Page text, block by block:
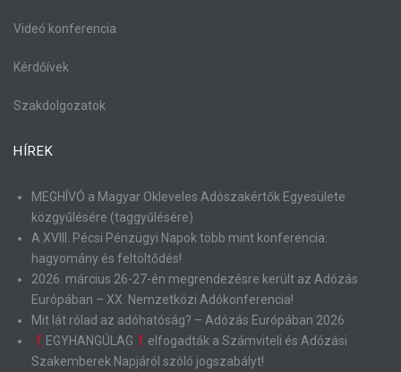
Videó konferencia
Kérdőívek
Szakdolgozatok
HÍREK
MEGHÍVÓ a Magyar Okleveles Adószakértők Egyesülete
közgyűlésére (taggyűlésére)
A XVIII. Pécsi Pénzügyi Napok több mint konferencia:
hagyomány és feltöltődés!
2026. március 26-27-én megrendezésre került az Adózás
Európában – XX. Nemzetközi Adókonferencia!
Mit lát rólad az adóhatóság? – Adózás Európában 2026
EGYHANGÚLAG
elfogadták a Számviteli és Adózási
Szakemberek Napjáról szóló jogszabályt!